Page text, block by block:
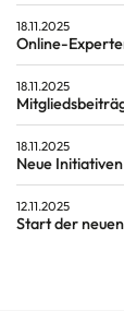
18.11.2025
Online-
18.11.2025
18.11.2025
Neue
12.11.2025
Start der